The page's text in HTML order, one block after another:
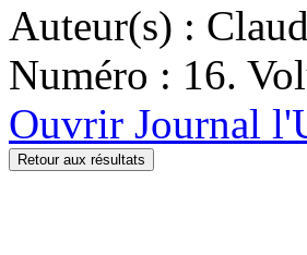
Auteur(s) :
Numéro : 16.
Ouvrir Journal
Retour aux résultats